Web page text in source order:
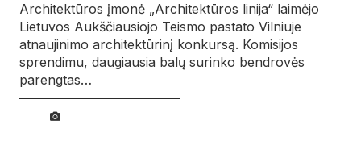
Architektūros įmonė „Architektūros linija“ laimėjo
Lietuvos Aukščiausiojo Teismo pastato Vilniuje
atnaujinimo architektūrinį konkursą. Komisijos
sprendimu, daugiausia balų surinko bendrovės
parengtas…